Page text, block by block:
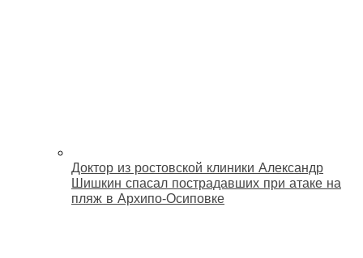
Доктор из ростовской клиники Александр
Шишкин спасал пострадавших при атаке на
пляж в Архипо‑Осиповке